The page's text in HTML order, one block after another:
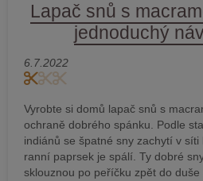
Lapač snů s
jednoduchý
6.7.2022
Vyrobte si domů lapač snů s
ochraně dobrého spánku. Podle
indiánů se špatné sny zachytí v
ranní paprsek je spálí. Ty dobré
sklouznou po peříčku zpět do duše